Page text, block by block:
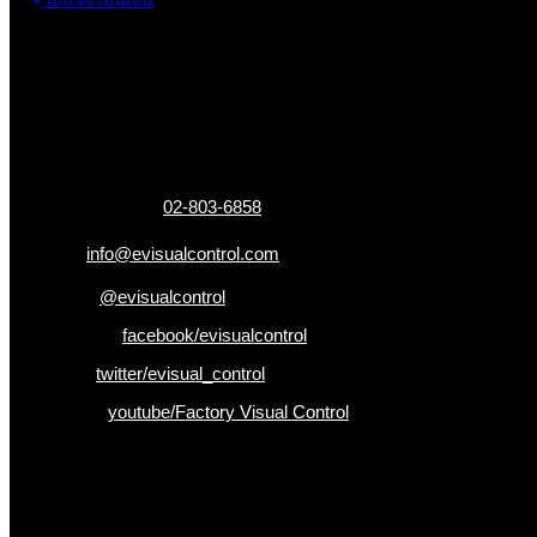
02-803-6858
info@evisualcontrol.com
@evisualcontrol
facebook/evisualcontrol
twitter/evisual_control
youtube/Factory Visual Control